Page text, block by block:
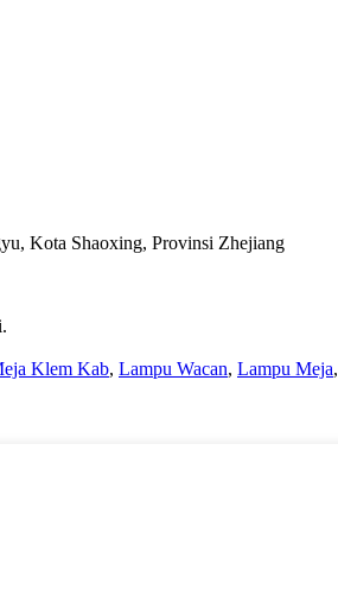
Kota Shaoxing, Provinsi Zhejiang
Klem Kab, Lampu Wacan, Lampu Meja,